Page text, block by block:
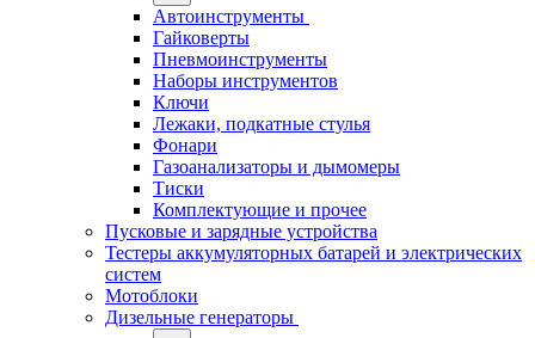
Автоинструменты
Гайковерты
Пневмоинструменты
Наборы инструментов
Ключи
Лежаки, подкатные стулья
Фонари
Газоанализаторы и дымомеры
Тиски
Комплектующие и прочее
Пусковые и зарядные устройства
Тестеры аккумуляторных батарей и электрических
систем
Мотоблоки
Дизельные генераторы